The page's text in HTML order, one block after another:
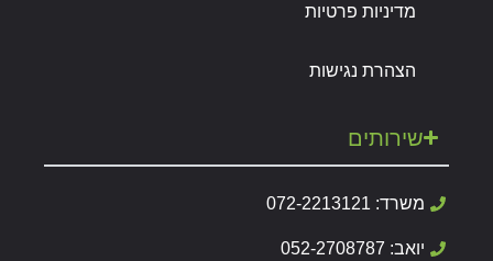
מדיניות פרטיות
הצהרת נגישות
שירותים
משרד: 072-2213121
יואב: 052-2708787